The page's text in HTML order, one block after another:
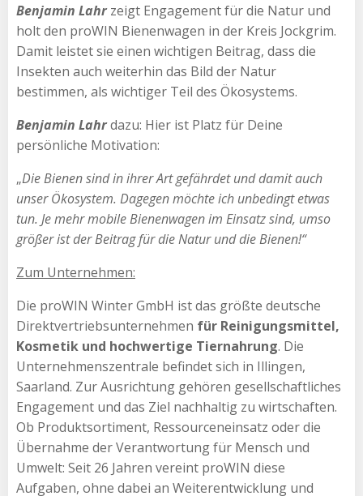
Benjamin Lahrzeigt Engagement für die Natur und
holt den proWIN Bienenwagen in der Kreis Jockgrim.
Damit leistet sie einen wichtigen Beitrag, dass die
Insekten auch weiterhin das Bild der Natur
bestimmen, als wichtiger Teil des Ökosystems.
Benjamin Lahrdazu: Hier ist Platz für Deine
persönliche Motivation:
„Die Bienen sind in ihrer Art gefährdet und damit auch
unser Ökosystem. Dagegen möchte ich unbedingt etwas
tun. Je mehr mobile Bienenwagen im Einsatz sind, umso
größer ist der Beitrag für die Natur und die Bienen!“
Zum Unternehmen:
Die proWIN Winter GmbH ist das größte deutsche
Direktvertriebsunternehmen für Reinigungsmittel,
Kosmetik und hochwertige Tiernahrung. Die
Unternehmenszentrale befindet sich in Illingen,
Saarland. Zur Ausrichtung gehören gesellschaftliches
Engagement und das Ziel nachhaltig zu wirtschaften.
Ob Produktsortiment, Ressourceneinsatz oder die
Übernahme der Verantwortung für Mensch und
Umwelt: Seit 26 Jahren vereint proWIN diese
Aufgaben, ohne dabei an Weiterentwicklung und